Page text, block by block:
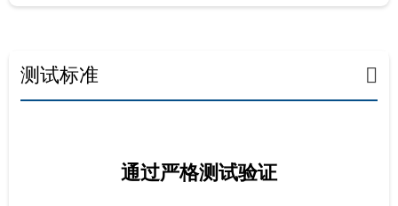
测试标准
通过严格测试验证